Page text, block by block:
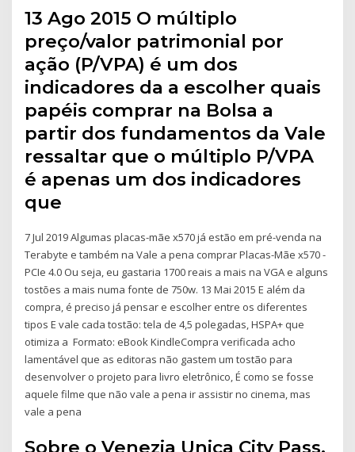
13 Ago 2015 O múltiplo
preço/valor patrimonial por
ação (P/VPA) é um dos
indicadores da a escolher quais
papéis comprar na Bolsa a
partir dos fundamentos da Vale
ressaltar que o múltiplo P/VPA
é apenas um dos indicadores
que
7 Jul 2019 Algumas placas-mãe x570 já estão em pré-venda na
Terabyte e também na Vale a pena comprar Placas-Mãe x570 -
PCIe 4.0 Ou seja, eu gastaria 1700 reais a mais na VGA e alguns
tostões a mais numa fonte de 750w. 13 Mai 2015 E além da
compra, é preciso já pensar e escolher entre os diferentes
tipos E vale cada tostão: tela de 4,5 polegadas, HSPA+ que
otimiza a Formato: eBook KindleCompra verificada acho
lamentável que as editoras não gastem um tostão para
desenvolver o projeto para livro eletrônico, É como se fosse
aquele filme que não vale a pena ir assistir no cinema, mas
vale a pena
Sobre o Venezia Unica City Pass.